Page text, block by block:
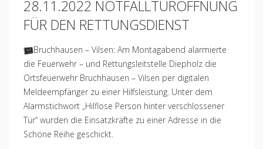
28.11.2022 NOTFALLTÜRÖFFNUNG
FÜR DEN RETTUNGSDIENST
Bruchhausen – Vilsen: Am Montagabend alarmierte
die Feuerwehr – und Rettungsleitstelle Diepholz die
Ortsfeuerwehr Bruchhausen – Vilsen per digitalen
Meldeempfänger zu einer Hilfsleistung. Unter dem
Alarmstichwort „Hilflose Person hinter verschlossener
Tür“ wurden die Einsatzkräfte zu einer Adresse in die
Schöne Reihe geschickt.